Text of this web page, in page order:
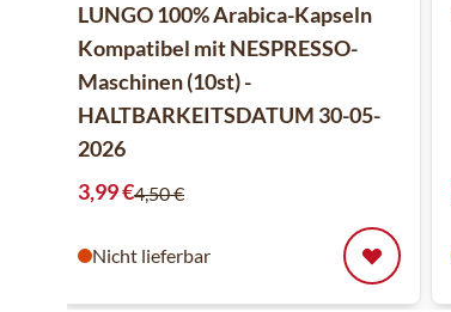
LUNGO 100% Arabica-Kapseln
Kompatibel mit NESPRESSO-
Maschinen (10st) -
HALTBARKEITSDATUM 30-05-
2026
Sonderpreis
3,99 €4,50 €
Nicht lieferbar